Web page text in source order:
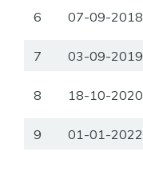
6 07-09-2018
7 03-09-2019
8 18-10-2020
9 01-01-2022